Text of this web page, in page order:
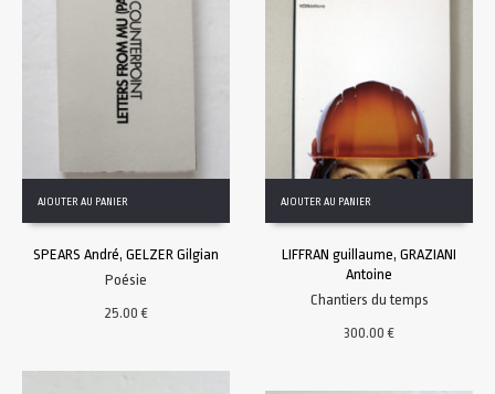
AJOUTER AU PANIER
SPEARS André, GELZER Gilgian
Poésie
25.00€
AJOUTER AU PANIER
LIFFRAN guillaume, GRAZIANI
Antoine
Chantiers du temps
300.00€